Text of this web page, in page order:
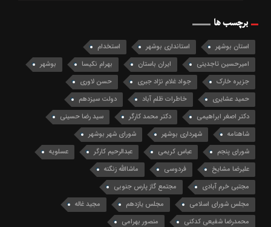
برچسب ها
استان بوشهر استانداری بوشهر
استخدام
امیرحسین تاجدینی
ایران باستان بهرام نکیسا
بوشهر
جزیره خارک
جواد غلام نژاد جبری
حسن لاوری
حمید عشایری
خاطرات ظلم آباد
دولت سیزدهم
دکتر اصغر ابراهیمی
دکتر محمد کارگر
سید رضا حسینی
شاهنامه
شهرداری بوشهر
شورای شهر بوشهر
شورای پنجم
عباس کریمی عبدالرحیم کارگر
عسلویه
علیرضا مشایخ
فردوسی
ماشاالله زنگنه
مجتبی خرم آبادی
مجتمع گاز پارس جنوبی
مجلس شورای اسلامی
مجلس یازدهم
مجید غاله
محمدرضا شفیعی کدکنی
منصور بهرامی